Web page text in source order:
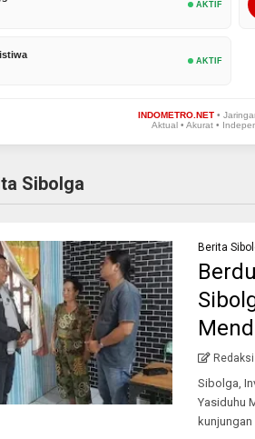
AKTIF
AKTIF
INDOMETRO.NET •
Aktual • Akurat •
Sibolga
Berita
Sibolga,
Yasiduhu
kunjungan